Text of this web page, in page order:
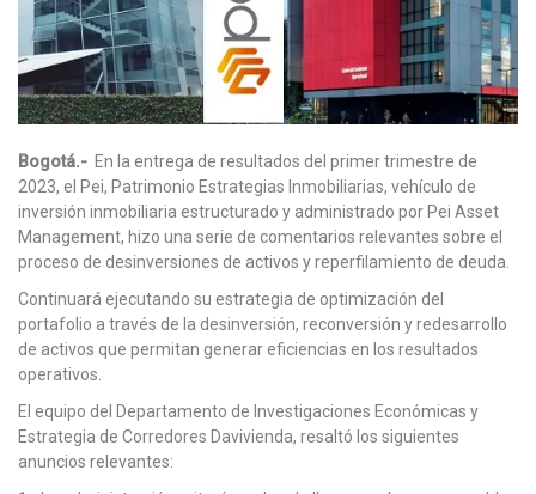
Bogotá.- En la entrega de resultados del primer trimestre de
2023, el Pei, Patrimonio Estrategias Inmobiliarias, vehículo de
inversión inmobiliaria estructurado y administrado por Pei Asset
Management, hizo una serie de comentarios relevantes sobre el
proceso de desinversiones de activos y reperfilamiento de deuda.
Continuará ejecutando su estrategia de optimización del
portafolio a través de la desinversión, reconversión y redesarrollo
de activos que permitan generar eficiencias en los resultados
operativos.
El equipo del Departamento de Investigaciones Económicas y
Estrategia de Corredores Davivienda, resaltó los siguientes
anuncios relevantes: